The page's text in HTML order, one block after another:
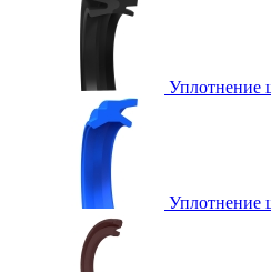
Уплотнение
Уплотнение